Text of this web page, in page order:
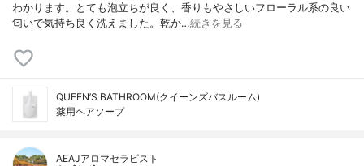
わかります。とても泡立ちが良く、香りもやさしいフローラル系の良い
匂いで気持ち良く洗えました。乾か…続きを見る
QUEEN’S BATHROOM(クイーンズバスルーム)
薬用ヘアソープ
AEAJアロマセラピスト